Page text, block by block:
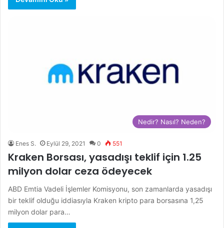
Nedir? Nasıl? Neden?
Enes S. Eylül 29, 2021 0 551
Kraken Borsası, yasadışı teklif için 1.25
milyon dolar ceza ödeyecek
ABD Emtia Vadeli İşlemler Komisyonu, son zamanlarda yasadışı
bir teklif olduğu iddiasıyla Kraken kripto para borsasına 1,25
milyon dolar para…